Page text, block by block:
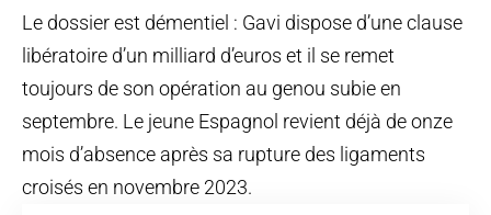
Le dossier est démentiel : Gavi dispose d’une clause
libératoire d’un milliard d’euros et il se remet
toujours de son opération au genou subie en
septembre. Le jeune Espagnol revient déjà de onze
mois d’absence après sa rupture des ligaments
croisés en novembre 2023.